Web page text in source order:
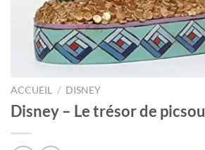
ACCUEIL / DISNEY
Disney – Le trésor de picsou